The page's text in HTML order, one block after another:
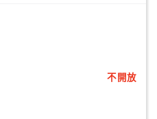
不開放